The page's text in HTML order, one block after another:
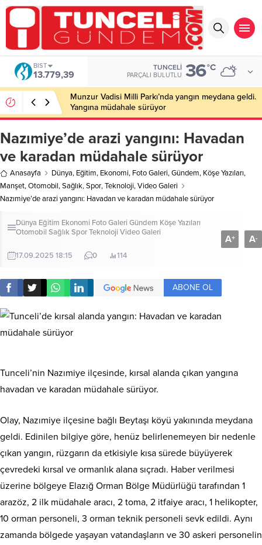
BIST
13.779,39
TUNCELI
PARÇALI BULUTLU 36°C
Munzur Vadisi Milli Parkı’nda yangın meydana geldi.
Yangına müdahale sürüyor
Nazımiye’de arazi yangını: Havadan
ve karadan müdahale sürüyor
Anasayfa Dünya, Eğitim, Ekonomi, Foto Galeri,Gündem, Köşe Yazıları,
Manşet,Otomobil,Sağlık,Spor,Teknoloji,Video Galeri
Nazımiye’de arazi yangını: Havadan ve karadan müdahale sürüyor
Dünya Eğitim Ekonomi Foto Galeri Gündem Köşe Yazıları
Otomobil SağlıkSporTeknoloji Video Galeri
17.09.2025 18:15 0 114
A+ A-
ABONE OL
Tunceli’nin Nazımiye ilçesinde, kırsal alanda çıkan yangına
havadan ve karadan müdahale sürüyor.
Olay, Nazımiye ilçesine bağlı Beytaşı köyü yakınında meydana
geldi. Edinilen bilgiye göre, henüz belirlenemeyen bir nedenle
çıkan yangın, rüzgarın da etkisiyle kısa sürede büyüyerek
çevredeki kırsal ve ormanlık alana sıçradı. Haber verilmesi
üzerine bölgeye Elazığ Orman Bölge Müdürlüğü tarafından 1
arazöz, 2 ilk müdahale aracı, 2 toma, 2 itfaiye aracı, 1 helikopter,
10 orman personeli, 3 orman teknik personeli sevk edildi. Aynı
zamanda bölgede yaşayan vatandaşların ve 30 askeri personelin